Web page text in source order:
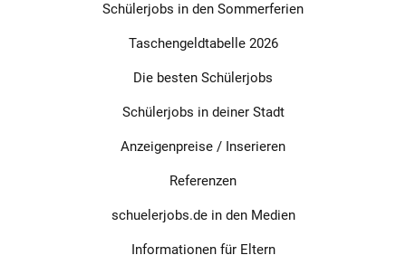
Schülerjobs in den Sommerferien
Taschengeldtabelle 2026
Die besten Schülerjobs
Schülerjobs in deiner Stadt
Anzeigenpreise / Inserieren
Referenzen
schuelerjobs.de in den Medien
Informationen für Eltern